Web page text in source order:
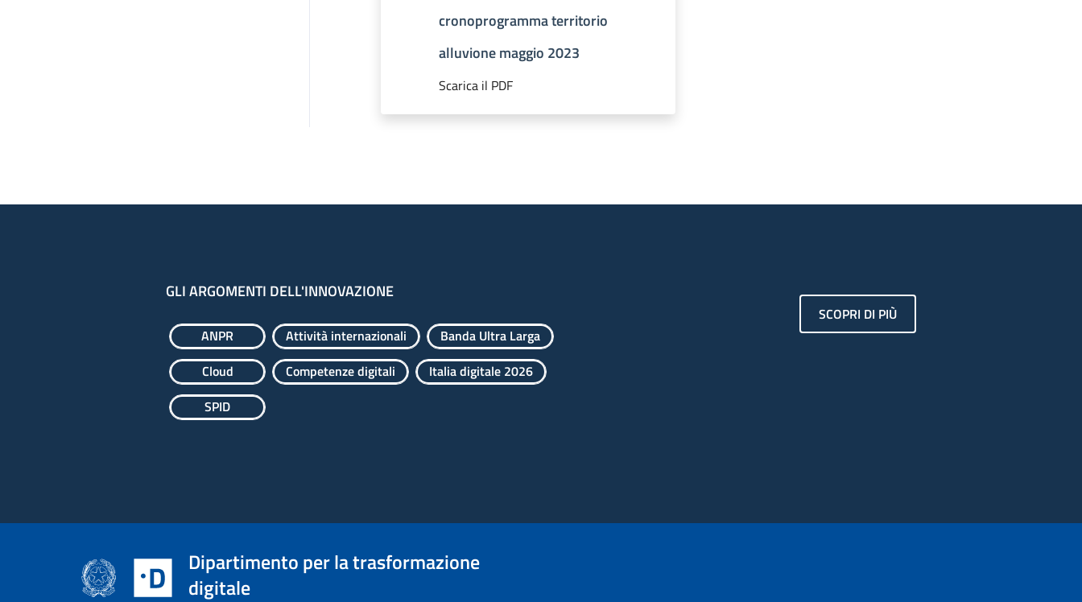
cronoprogramma territorio
alluvione maggio 2023
Scarica il PDF
GLI ARGOMENTI DELL'INNOVAZIONE
ANPR Attività internazionali
Banda Ultra Larga
Cloud
Competenze digitali
Italia digitale 2026
SPID
SCOPRI DI PIÙ
Dipartimento per la trasformazione
digitale